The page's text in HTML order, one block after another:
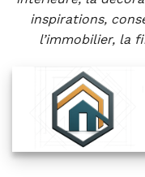
inspirations,
l’immobilier, la